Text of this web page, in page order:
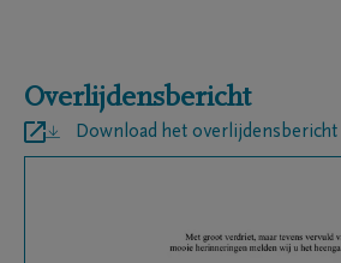
Overlijdensbericht
Download het